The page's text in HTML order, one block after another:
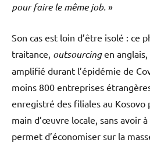
pour faire le même job. »
Son cas est loin d’être isolé : ce
traitance, outsourcingen anglais,
amplifié durant l’épidémie de
moins 800 entreprises
enregistré des filiales au Kosovo
main d’œuvre locale, sans avoir
permet d’économiser sur la